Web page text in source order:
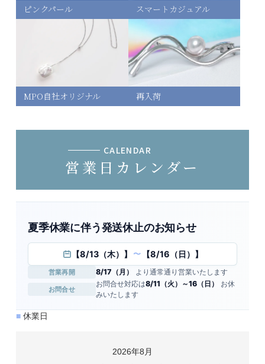
ピンクパール スマートカジュアル
MPO自社オリジナル 再入荷
CALENDAR
営業日カレンダー
夏季休業に伴う発送休止のお知らせ
【8/13（木）】 〜 【8/16（日）】
営業再開 8/17（月） より通常通り営業いたします
お問合せ
お問合せ対応は8/11（火）～16（日）
お休
みいたします
■休業日
2026年8月